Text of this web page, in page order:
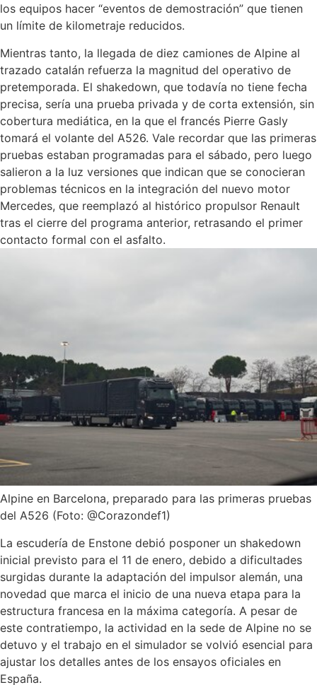
los equipos hacer “eventos de demostración” que tienen
un límite de kilometraje reducidos.
Mientras tanto, la llegada de diez camiones de Alpine al
trazado catalán refuerza la magnitud del operativo de
pretemporada. El shakedown, que todavía no tiene fecha
precisa, sería una prueba privada y de corta extensión, sin
cobertura mediática, en la que el francés Pierre Gasly
tomará el volante del A526. Vale recordar que las primeras
pruebas estaban programadas para el sábado, pero luego
salieron a la luz versiones que indican que se conocieran
problemas técnicos en la integración del nuevo motor
Mercedes, que reemplazó al histórico propulsor Renault
tras el cierre del programa anterior, retrasando el primer
contacto formal con el asfalto.
Alpine en Barcelona, preparado para las primeras pruebas
del A526 (Foto: @Corazondef1)
La escudería de Enstone debió posponer un shakedown
inicial previsto para el 11 de enero, debido a dificultades
surgidas durante la adaptación del impulsor alemán, una
novedad que marca el inicio de una nueva etapa para la
estructura francesa en la máxima categoría. A pesar de
este contratiempo, la actividad en la sede de Alpine no se
detuvo y el trabajo en el simulador se volvió esencial para
ajustar los detalles antes de los ensayos oficiales en
España.